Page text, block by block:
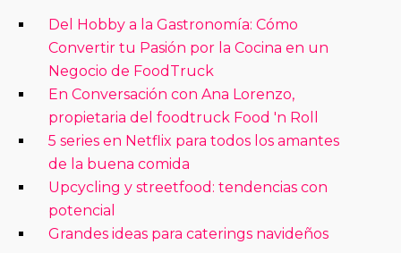
Del Hobby a la Gastronomía: Cómo
Convertir tu Pasión por la Cocina en un
Negocio de FoodTruck
En Conversación con Ana Lorenzo,
propietaria del foodtruck Food 'n Roll
5 series en Netflix para todos los amantes
de la buena comida
Upcycling y streetfood: tendencias con
potencial
Grandes ideas para caterings navideños